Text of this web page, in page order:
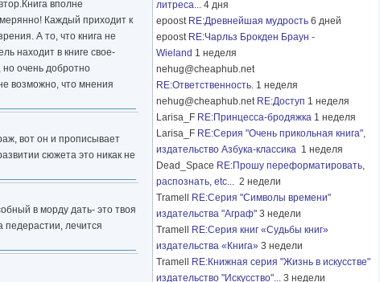
вполне
Каждый приходит к
А то, что книга не
находит в книге свое-
очень добротно
возможно, что мнения
вот он и прописывает
сюжета это никак не
в морду дать- это твоя
педерастии, лечится
литреса... 4 дня
epoost RE:Древнейшая мудрость 6 дней
epoost RE:Чарльз Брокден Браун -
Wieland 1 неделя
nehug@cheaphub.net
RE:Ответственность. 1 неделя
nehug@cheaphub.net RE:Доступ 1 неделя
Larisa_F RE:Принцесса-бродяжка 1 неделя
Larisa_F RE:Серия "Очень прикольная книга",
издательство Азбука-классика 1 неделя
Dead_Space RE:Прошу переформатировать,
распознать, etc... 2 недели
Tramell
RE:Серия "Символы времени"
издательства "Аграф" 3 недели
Tramell
RE:Серия книг «Судьбы книг»
издательства «Книга» 3 недели
Tramell
RE:Книжная серия "Жизнь в искусстве"
издательство "Искусство"... 3 недели